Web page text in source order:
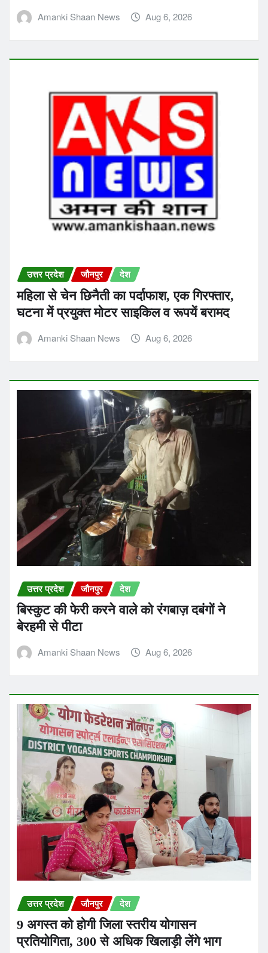
Amanki Shaan News Aug 6, 2026
उत्तर प्रदेश जौनपुर देश
महिला से चेन छिनैती का पर्दाफाश, एक गिरफ्तार,
घटना में प्रयुक्त मोटर साइकिल व रूपयें बरामद
Amanki Shaan News Aug 6, 2026
उत्तर प्रदेश जौनपुर देश
बिस्कुट की फेरी करने वाले को रंगबाज़ दबंगों ने
बेरहमी से पीटा
Amanki Shaan News Aug 6, 2026
उत्तर प्रदेश जौनपुर देश
9 अगस्त को होगी जिला स्तरीय योगासन
प्रतियोगिता, 300 से अधिक खिलाड़ी लेंगे भाग